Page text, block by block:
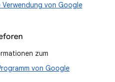
von Google
zum
von Google